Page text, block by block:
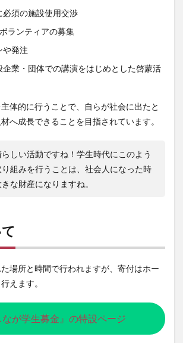
必須の施設使用交渉
ランティアの募集
や発注
企業・団体での講演をはじめとした啓蒙活
体的に行うことで、自らが社会に出たと
へ成長できることを目指されています。
しい活動ですね！学生時代にこのよう
り組みを行うことは、社会人になった時
な財産になりますね。
場所と時間で行われますが、寄付はホー
えます。
なが学生募金』の特設ページ